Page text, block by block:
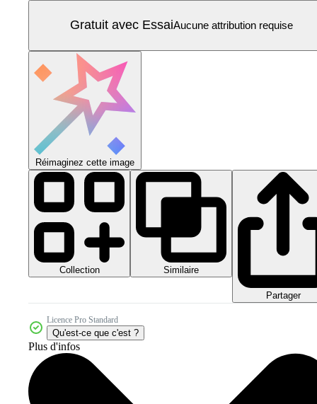
Gratuit avec EssaiAucune attribution requise
Réimaginez cette image
Collection Similaire
Partager
Licence Pro Standard
Qu'est-ce que c'est ?
Plus d'infos